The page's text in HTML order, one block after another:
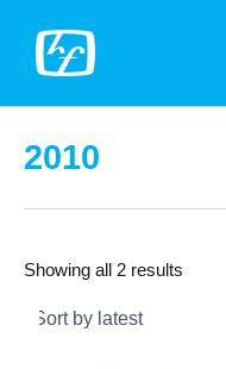
Inhalt
springen
2010
Showing all 2 results